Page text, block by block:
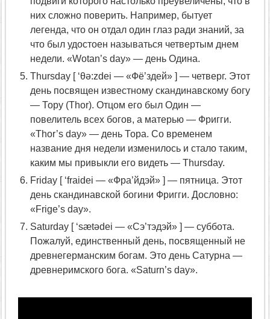
них сложно поверить. Например, бытует
легенда, что он отдал один глаз ради знаний, за
что был удостоен называться четвертым днем
недели. «Wotan’s day» — день Одина.
Thursday [ ‘θə:zdei — «Фё’здей» ] — четверг. Этот
день посвящен известному скандинавскому богу
— Тору (Thor). Отцом его был Один —
повелитель всех богов, а матерью — Фригги.
«Thor’s day» — день Тора. Со временем
название дня недели изменилось и стало таким,
каким мы привыкли его видеть — Thursday.
Friday [ ‘fraidei — «Фра’йдэй» ] — пятница. Этот
день скандинавской богини Фригги. Дословно:
«Frige’s day».
Saturday [ ‘sætədei — «Сэ’тэдэй» ] — суббота.
Пожалуй, единственный день, посвященный не
древнегерманским богам. Это день Сатурна —
древнеримского бога. «Saturn’s day».